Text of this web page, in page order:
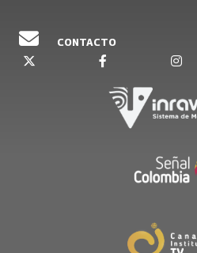
CONTACTO